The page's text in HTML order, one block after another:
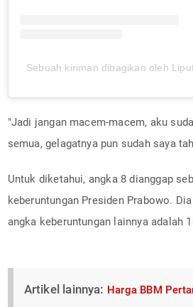
Sebuah kiriman dibagikan oleh
"Jadi jangan macem-macem, aku
semua, gelagatnya pun sudah saya
Untuk diketahui, angka 8 dianggap
keberuntungan Presiden Prabowo.
angka keberuntungan lainnya adalah
Artikel lainnya: Harga BBM